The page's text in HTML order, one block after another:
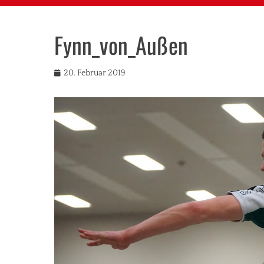
Fynn_von_Außen
Veröffentlicht
20. Februar 2019